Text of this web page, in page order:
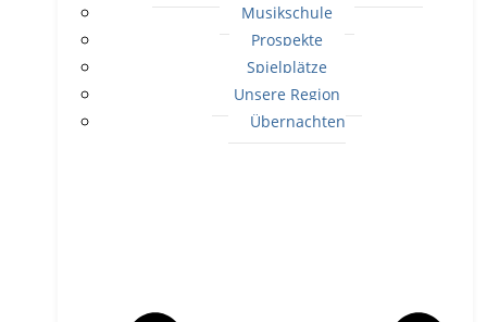
Musikschule
Prospekte
Spielplätze
Unsere Region
Übernachten